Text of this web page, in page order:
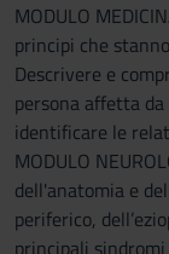
MODULO
principi che
Descrivere e
persona affetta
identificare le
MODULO
dell'anatomia e
periferico,
principali